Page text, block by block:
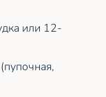
или 12-